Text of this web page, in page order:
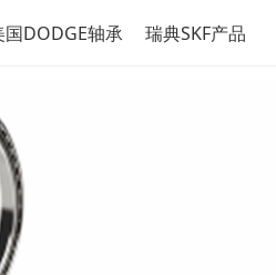
国DODGE轴承 瑞典SKF产品